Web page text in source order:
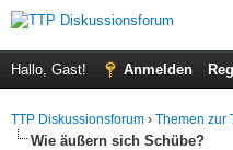
Hallo, Gast! Anmelden
TTP Diskussionsforum › Themen zur
Wie äußern sich Schübe?